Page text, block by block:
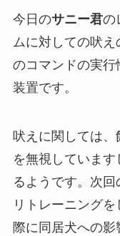
今日のサニー君の
ムに対しての吠
のコマンドの実
装置です。
吠えに関しては、
を無視していま
るようです。次
リトレーニング
際に同居犬への